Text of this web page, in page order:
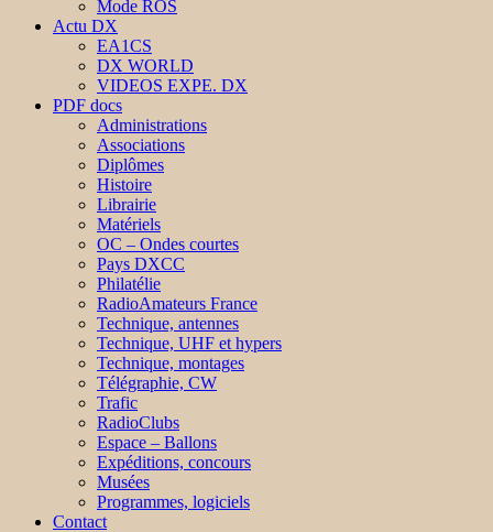
Mode ROS
Actu DX
EA1CS
DX WORLD
VIDEOS EXPE. DX
PDF docs
Administrations
Associations
Diplômes
Histoire
Librairie
Matériels
OC – Ondes courtes
Pays DXCC
Philatélie
RadioAmateurs France
Technique, antennes
Technique, UHF et hypers
Technique, montages
Télégraphie, CW
Trafic
RadioClubs
Espace – Ballons
Expéditions, concours
Musées
Programmes, logiciels
Contact